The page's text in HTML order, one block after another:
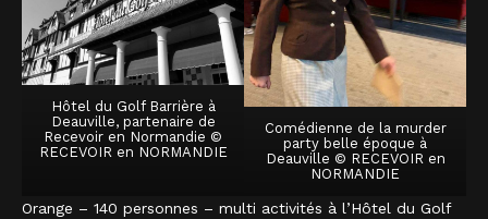
Hôtel du Golf Barrière à
Deauville, partenaire de
Recevoir en Normandie ©
RECEVOIR en NORMANDIE
Comédienne de la murder
party belle époque à
Deauville © RECEVOIR en
NORMANDIE
Orange – 140 personnes – multi activités à l’Hôtel du Golf